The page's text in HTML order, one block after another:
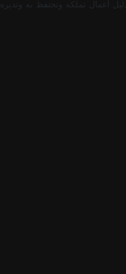
أعمال تملكه وتحتفظ به وتديره